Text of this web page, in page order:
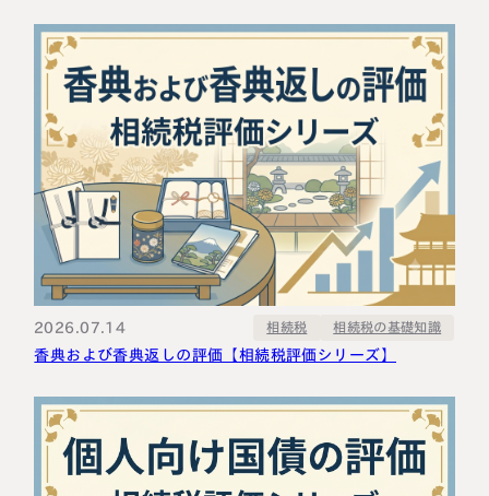
2026.07.14 相続税 相続税の基礎知識
香典および香典返しの評価【相続税評価シリーズ】